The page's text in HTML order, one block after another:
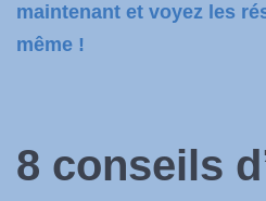
maintenant et voyez les
même !
8 conseils